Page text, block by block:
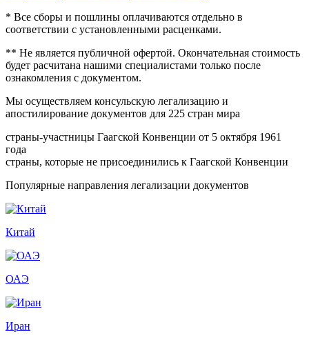
* Все сборы и пошлины оплачиваются отдельно в
соответствии с установленными расценками.
** Не является публичной офертой. Окончательная стоимость
будет расчитана нашими специалистами только после
ознакомления с документом.
Мы осуществляем консульскую легализацию и
апостилирование документов для 225 стран мира
страны-участницы Гаагской Конвенции от 5 октября 1961
года
страны, которые не присоединились к Гаагской Конвенции
Популярные направления легализации документов
Китай
ОАЭ
Иран